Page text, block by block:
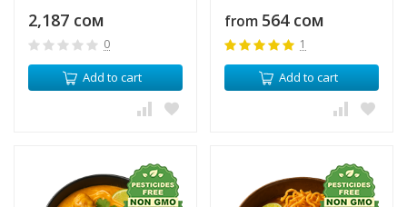
2,187 сом
0
Add to cart
from 564 сом
1
Add to cart